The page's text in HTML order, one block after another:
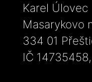
Karel Úlovec
Masarykovo
334 01
IČ